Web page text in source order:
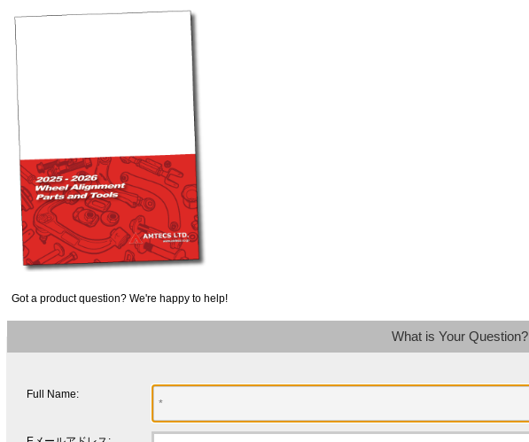
Got a product question? We're happy to help!
What is Your Question?
Full Name: